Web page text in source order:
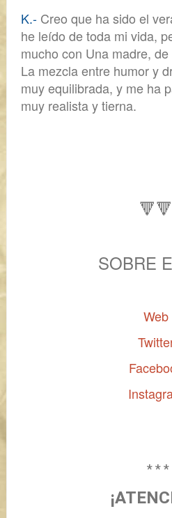
K.- Creo que ha sido el
he leído de toda mi vida,
mucho con Una madre,
La mezcla entre humor y
muy equilibrada, y me ha
muy realista y tierna.
🔻🔻
SOBRE
Web
* * *